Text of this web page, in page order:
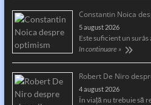
Constantin Noica
5 august 2026
Este suficient un
în continuare »
Robert De Niro
4 august 2026
În viață nu trebuie să